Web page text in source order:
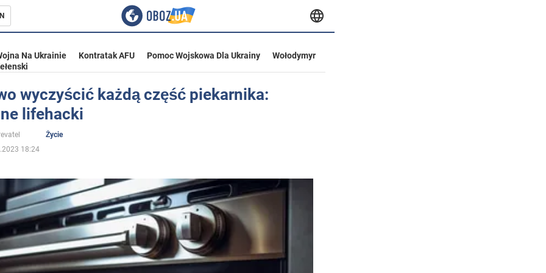
Ukrainie
Na Ukrainie Kontratak AFU Pomoc Wojskowa Dla Ukrainy
Wołodymyr
wyczyścić każdą część piekarnika:
lifehacki
Życie
18:24